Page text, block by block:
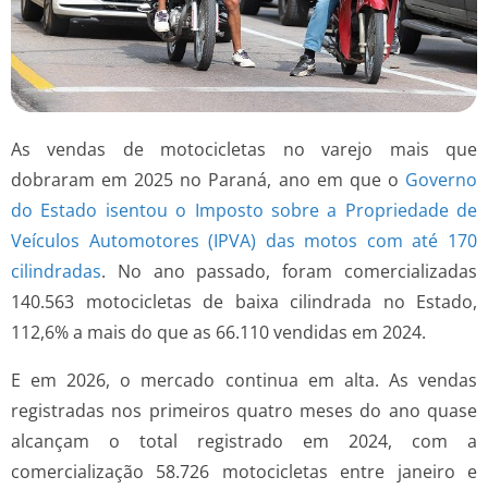
As vendas de motocicletas no varejo mais que
dobraram em 2025 no Paraná, ano em que o Governo
do Estado isentou o Imposto sobre a Propriedade de
Veículos Automotores (IPVA) das motos com até 170
cilindradas. No ano passado, foram comercializadas
140.563 motocicletas de baixa cilindrada no Estado,
112,6% a mais do que as 66.110 vendidas em 2024.
E em 2026, o mercado continua em alta. As vendas
registradas nos primeiros quatro meses do ano quase
alcançam o total registrado em 2024, com a
comercialização 58.726 motocicletas entre janeiro e